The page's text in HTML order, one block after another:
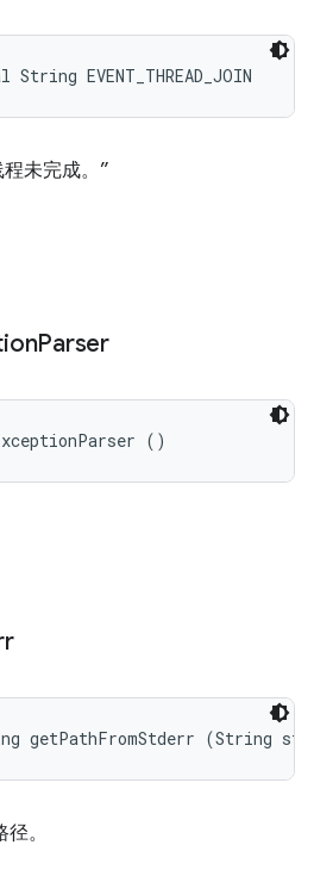
EVENT_THREAD_JOIN
未完成。”
Parser
()
getPathFromStderr (String
。